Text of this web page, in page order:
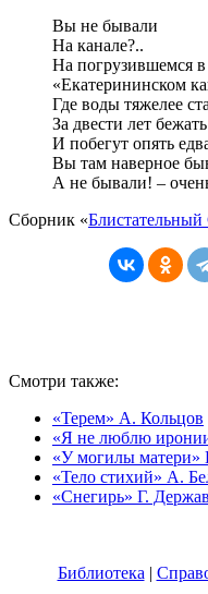
Вы не бывали
На канале?..
На погрузившемся в
«Екатерининском
Где воды тяжелее
За двести лет
И побегут опять
Вы там наверное
А не бывали! –
Сборник «
Смотри также:
«Терем» А. Кольцов
«Я не люблю
«У могилы матери»
«Тело стихий» А.
«Снегирь» Г.
Библиотека|